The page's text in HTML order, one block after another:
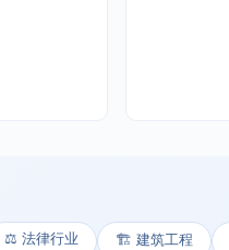
⚖️ 法律行业 🏗️ 建筑工程